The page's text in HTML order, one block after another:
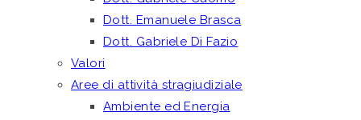
Dott. Emanuele Brasca
Dott. Gabriele Di Fazio
Valori
Aree di attività stragiudiziale
Ambiente ed Energia